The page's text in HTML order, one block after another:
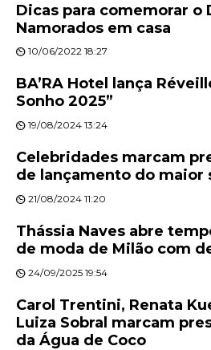
Dicas para comemorar o
Namorados em casa
10/06/2022 18:27
BA’RA Hotel lança
Sonho 2025”
19/08/2024 13:24
Celebridades marcam
de lançamento do maior
21/08/2024 11:20
Thássia Naves abre
de moda de Milão com
24/09/2025 19:54
Carol Trentini, Renata
Luiza Sobral marcam
da Água de Coco